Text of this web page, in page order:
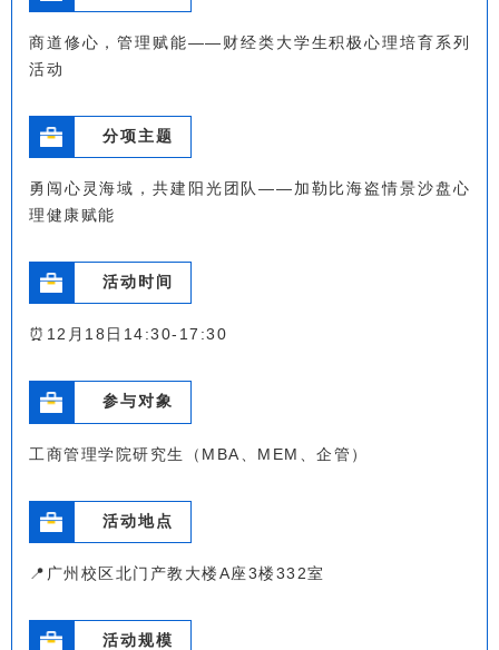
商道修心，管理赋能——财经类大学生积极心理培育系列
活动
分项主题
勇闯心灵海域，共建阳光团队——加勒比海盗情景沙盘心
理健康赋能
活动时间
⏰12月18日14:30-17:30
参与对象
工商管理学院研究生（MBA、MEM、企管）
活动地点
📍广州校区北门产教大楼A座3楼332室
活动规模